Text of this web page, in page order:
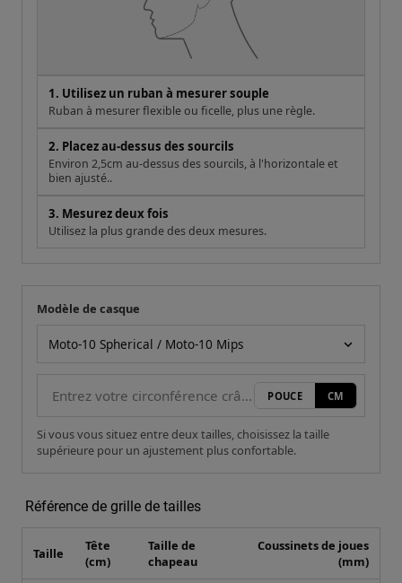
1. Utilisez un ruban à mesurer souple
Ruban à mesurer flexible ou ficelle, plus une règle.
2. Placez au-dessus des sourcils
Environ 2,5cm au-dessus des sourcils, à l'horizontale et
bien ajusté..
3. Mesurez deux fois
Utilisez la plus grande des deux mesures.
Votre mesure
Modèle de casque
POUCE CM
Si vous vous situez entre deux tailles, choisissez la taille
supérieure pour un ajustement plus confortable.
Référence de grille de tailles
Taille
Tête
(cm)
Taille de
chapeau
Coussinets de joues
(mm)